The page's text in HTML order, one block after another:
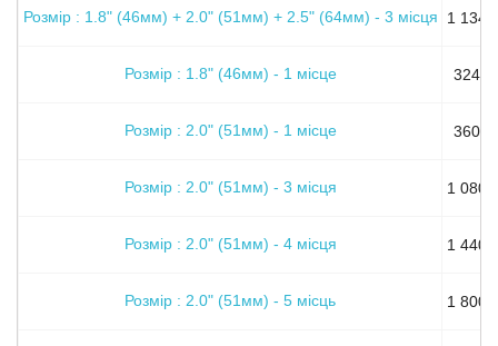
Розмір : 1.8" (46мм) + 2.0" (51мм) + 2.5" (64мм) - 3 місця 1 134
Розмір : 1.8" (46мм) - 1 місце 324
Розмір : 2.0" (51мм) - 1 місце 360
Розмір : 2.0" (51мм) - 3 місця 1 080
Розмір : 2.0" (51мм) - 4 місця 1 440
Розмір : 2.0" (51мм) - 5 місць 1 800